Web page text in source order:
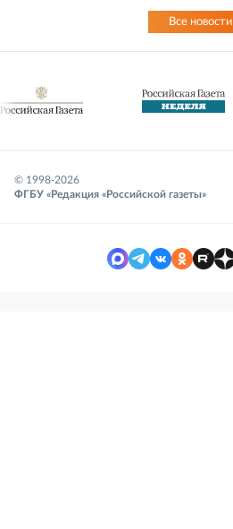
Все новости
© 1998-2026
ФГБУ «Редакция «Российской газеты»